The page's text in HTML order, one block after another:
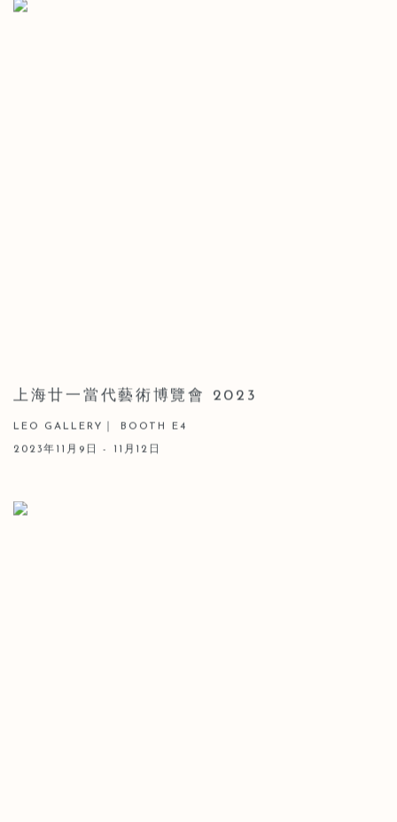
上海廿一當代藝術博覽會 2023
LEO GALLERY｜ BOOTH E4
2023年11月9日 - 11月12日